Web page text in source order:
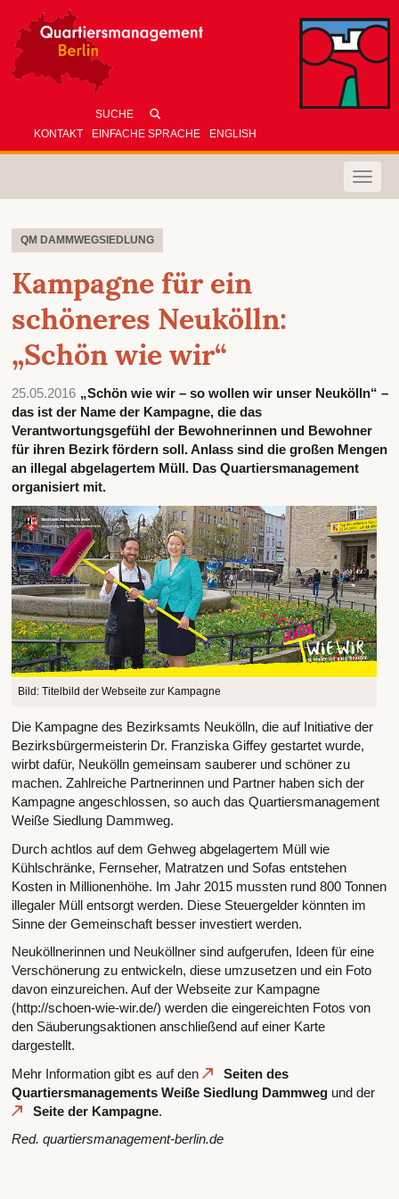
KONTAKT EINFACHE SPRACHE ENGLISH
Toggle
QM DAMMWEGSIEDLUNG
Kampagne für ein
schöneres Neukölln:
„Schön wie wir“
25.05.2016 „Schön wie wir – so wollen wir unser Neukölln“ –
das ist der Name der Kampagne, die das
Verantwortungsgefühl der Bewohnerinnen und Bewohner
für ihren Bezirk fördern soll. Anlass sind die großen Mengen
an illegal abgelagertem Müll. Das Quartiersmanagement
organisiert mit.
Bild: Titelbild der Webseite zur Kampagne
Die Kampagne des Bezirksamts Neukölln, die auf Initiative der
Bezirksbürgermeisterin Dr. Franziska Giffey gestartet wurde,
wirbt dafür, Neukölln gemeinsam sauberer und schöner zu
machen. Zahlreiche Partnerinnen und Partner haben sich der
Kampagne angeschlossen, so auch das Quartiersmanagement
Weiße Siedlung Dammweg.
Durch achtlos auf dem Gehweg abgelagertem Müll wie
Kühlschränke, Fernseher, Matratzen und Sofas entstehen
Kosten in Millionenhöhe. Im Jahr 2015 mussten rund 800 Tonnen
illegaler Müll entsorgt werden. Diese Steuergelder könnten im
Sinne der Gemeinschaft besser investiert werden.
Neuköllnerinnen und Neuköllner sind aufgerufen, Ideen für eine
Verschönerung zu entwickeln, diese umzusetzen und ein Foto
davon einzureichen. Auf der Webseite zur Kampagne
(http://schoen-wie-wir.de/) werden die eingereichten Fotos von
den Säuberungsaktionen anschließend auf einer Karte
dargestellt.
Mehr Information gibt es auf den
Seiten des
Quartiersmanagements Weiße Siedlung Dammwegund der
Seite der Kampagne.
Red. quartiersmanagement-berlin.de